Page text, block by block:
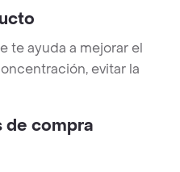
te ayuda a mejorar el
evitar la
de compra